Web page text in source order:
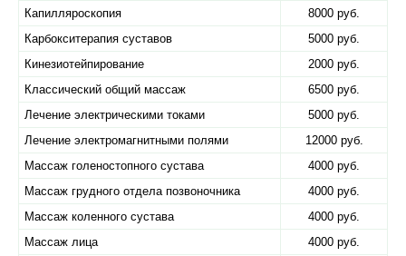
Капилляроскопия
8000 руб.
Карбокситерапия суставов
5000 руб.
Кинезиотейпирование
2000 руб.
Классический общий массаж
6500 руб.
Лечение электрическими токами
5000 руб.
Лечение электромагнитными полями
12000 руб.
Массаж голеностопного сустава
4000 руб.
Массаж грудного отдела позвоночника
4000 руб.
Массаж коленного сустава
4000 руб.
Массаж лица
4000 руб.